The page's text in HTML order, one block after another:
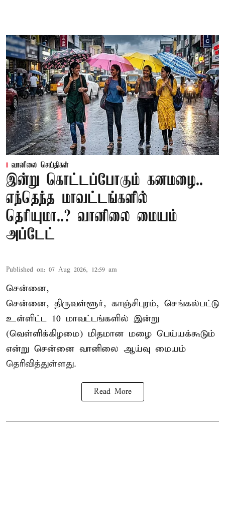
வானிலை செய்திகள்
இன்று கொட்டப்போகும் கனமழை..
எந்தெந்த மாவட்டங்களில்
தெரியுமா..? வானிலை மையம்
அப்டேட்
Published on: 07 Aug 2026, 12:59 am
சென்னை,
சென்னை, திருவள்ளூர், காஞ்சிபுரம், செங்கல்பட்டு
உள்ளிட்ட 10 மாவட்டங்களில் இன்று
(வெள்ளிக்கிழமை) மிதமான மழை பெய்யக்கூடும்
என்று சென்னை வானிலை ஆய்வு மையம்
தெரிவித்துள்ளது.
Read More